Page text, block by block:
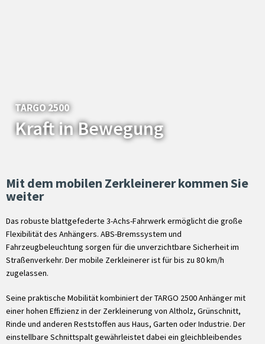
TARGO 2500
Kraft in Bewegung
Mit dem mobilen Zerkleinerer kommen Sie
weiter
Das robuste blattgefederte 3-Achs-Fahrwerk ermöglicht die große
Flexibilität des Anhängers. ABS-Bremssystem und
Fahrzeugbeleuchtung sorgen für die unverzichtbare Sicherheit im
Straßenverkehr. Der mobile Zerkleinerer ist für bis zu 80 km/h
zugelassen.
Seine praktische Mobilität kombiniert der TARGO 2500 Anhänger mit
einer hohen Effizienz in der Zerkleinerung von Altholz, Grünschnitt,
Rinde und anderen Reststoffen aus Haus, Garten oder Industrie. Der
einstellbare Schnittspalt gewährleistet dabei ein gleichbleibendes